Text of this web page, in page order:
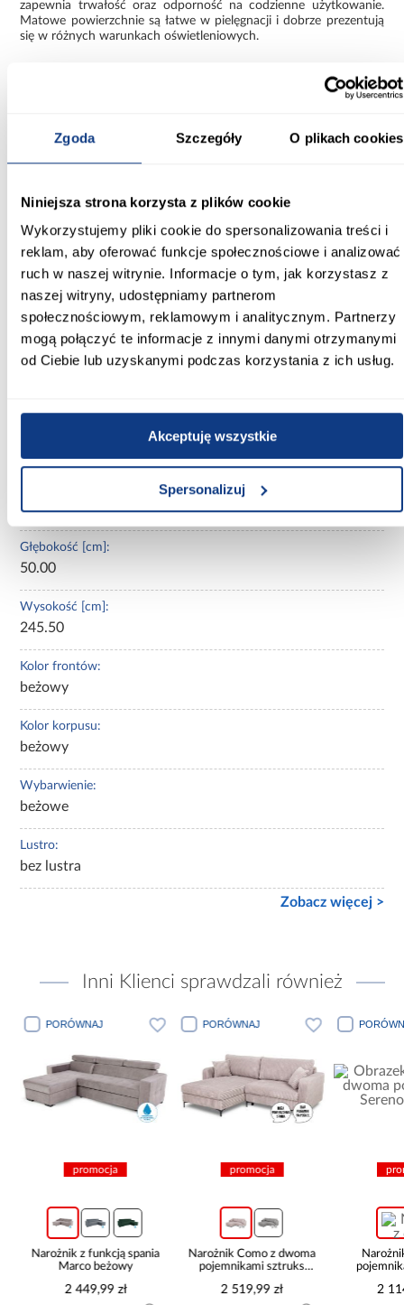
Zgoda Szczegóły O plikach cookies
Niniejsza strona korzysta z plików cookie
Wykorzystujemy pliki cookie do spersonalizowania treści i
reklam, aby oferować funkcje społecznościowe i analizować
ruch w naszej witrynie. Informacje o tym, jak korzystasz z
naszej witryny, udostępniamy partnerom
społecznościowym, reklamowym i analitycznym. Partnerzy
mogą połączyć te informacje z innymi danymi otrzymanymi
od Ciebie lub uzyskanymi podczas korzystania z ich usług.
Akceptuję wszystkie
Spersonalizuj
zapewnia trwałość oraz odporność na codzienne użytkowanie.
Matowe powierzchnie są łatwe w pielęgnacji i dobrze prezentują
się w różnych warunkach oświetleniowych.
Szafa Como 3-140 kaszmir/złoty to praktyczne rozwiązanie dla
osób poszukujących nowoczesnej i pojemnej szafy o estetycznym
sprawiają, że mebel dobrze sprawdza się w codziennym
użytkowaniu.
Informacje Transport Informacje o
proste
Rodzaj drzwi:
150.00
Głębokość [cm]:
50.00
Wysokość [cm]:
245.50
Kolor frontów:
beżowy
Kolor korpusu:
beżowy
Wybarwienie:
beżowe
Lustro:
bez lustra
Zobacz więcej >
Inni Klienci sprawdzali również
PORÓWNAJ
promocja
Narożnik z funkcją spania
Marco beżowy
2 449,99 zł
PORÓWNAJ
promocja
Narożnik Como z dwoma
pojemnikami sztruks
2 519,99 zł 2